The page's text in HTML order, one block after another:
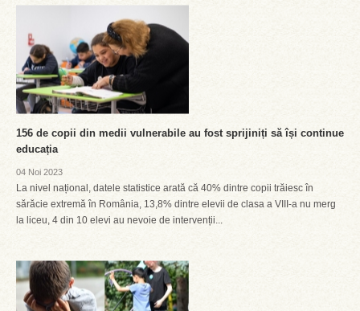
156 de copii din medii vulnerabile au fost sprijiniți să își continue
educația
04 Noi 2023
La nivel național, datele statistice arată că 40% dintre copii trăiesc în
sărăcie extremă în România, 13,8% dintre elevii de clasa a VIII-a nu merg
la liceu, 4 din 10 elevi au nevoie de intervenții...